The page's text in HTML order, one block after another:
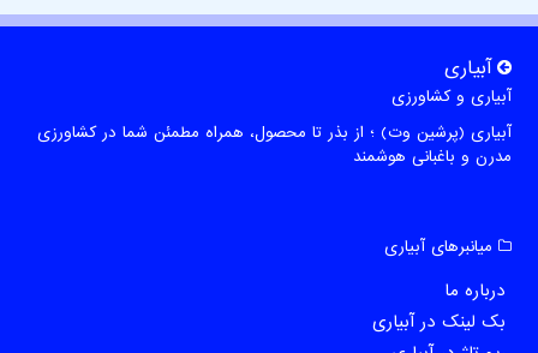
آبیاری
آبیاری و کشاورزی
آبیاری (پرشین وت) ؛ از بذر تا محصول، همراه مطمئن شما در کشاورزی
مدرن و باغبانی هوشمند
میانبرهای آبیاری
درباره ما
بک لینک در آبیاری